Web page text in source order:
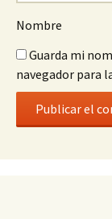
Nombre
Guarda mi
navegador para